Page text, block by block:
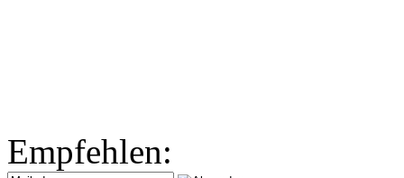
Empfehlen: